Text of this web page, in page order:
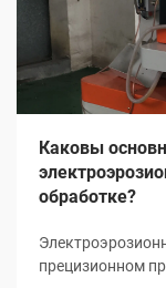
Каковы
обработке?
прецизионном